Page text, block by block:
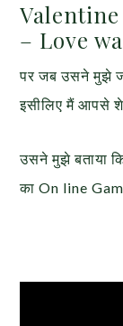
– Love
पर जब उसने मुझे
इसीलिए मैं आपसे
उसने मुझे बताया
का On line